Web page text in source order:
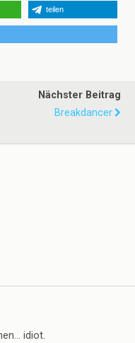
teilen
Nächster Beitrag
Breakdancer
idiot.